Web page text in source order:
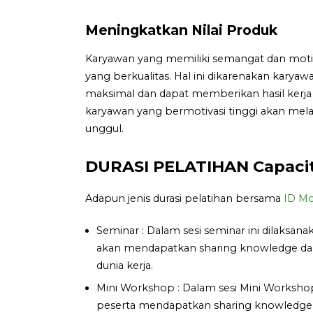
Meningkatkan Nilai Produk
Karyawan yang memiliki semangat dan
yang berkualitas. Hal ini dikarenakan
maksimal dan dapat memberikan hasil
karyawan yang bermotivasi tinggi akan
unggul.
DURASI PELATIHAN
Adapun jenis durasi pelatihan bersama ID
Seminar : Dalam sesi seminar ini
akan mendapatkan sharing knowledge
dunia kerja.
Mini Workshop : Dalam sesi Mini
peserta mendapatkan sharing